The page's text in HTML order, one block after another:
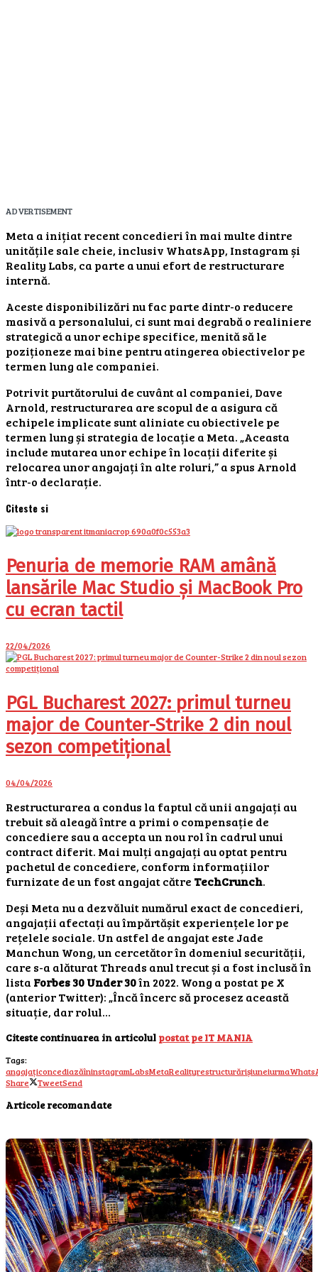
ADVERTISEMENT
Meta a inițiat recent concedieri în mai multe dintre
unitățile sale cheie, inclusiv WhatsApp, Instagram și
Reality Labs, ca parte a unui efort de restructurare
internă.
Aceste disponibilizări nu fac parte dintr-o reducere
masivă a personalului, ci sunt mai degrabă o realiniere
strategică a unor echipe specifice, menită să le
poziționeze mai bine pentru atingerea obiectivelor pe
termen lung ale companiei.
Potrivit purtătorului de cuvânt al companiei, Dave
Arnold, restructurarea are scopul de a asigura că
echipele implicate sunt aliniate cu obiectivele pe
termen lung și strategia de locație a Meta. „Aceasta
include mutarea unor echipe în locații diferite și
relocarea unor angajați în alte roluri,” a spus Arnold
într-o declarație.
Citeste si
Penuria de memorie RAM amână
lansările Mac Studio și MacBook Pro
cu ecran tactil
22/04/2026
PGL Bucharest 2027: primul turneu
major de Counter-Strike 2 din noul
sezon competițional
04/04/2026
Restructurarea a condus la faptul că unii angajați au
trebuit să aleagă între a primi o compensație de
concediere sau a accepta un nou rol în cadrul unui
contract diferit. Mai mulți angajați au optat pentru
pachetul de concediere, conform informațiilor
furnizate de un fost angajat către TechCrunch.
Deși Meta nu a dezvăluit numărul exact de concedieri,
angajații afectați au împărtășit experiențele lor pe
rețelele sociale. Un astfel de angajat este Jade
Manchun Wong, un cercetător în domeniul securității,
care s-a alăturat Threads anul trecut și a fost inclusă în
lista Forbes 30 Under 30în 2022. Wong a postat pe X
(anterior Twitter): „Încă încerc să procesez această
situație, dar rolul…
Citeste continuarea in articolul postat pe IT MANIA
Tags:
angajațiconcediazăîninstagramLabsMetaRealityrestructurărișiuneiurma
Share
TweetSend
Articole recomandate